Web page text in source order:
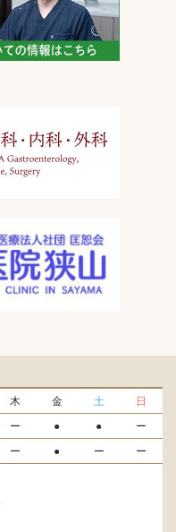
木 金 土
日
ー ● ●
ー
ー ● ー
ー